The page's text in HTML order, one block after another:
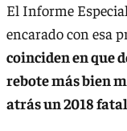
El Informe
encarado con esa
coinciden en que
rebote más bien
atrás un 2018